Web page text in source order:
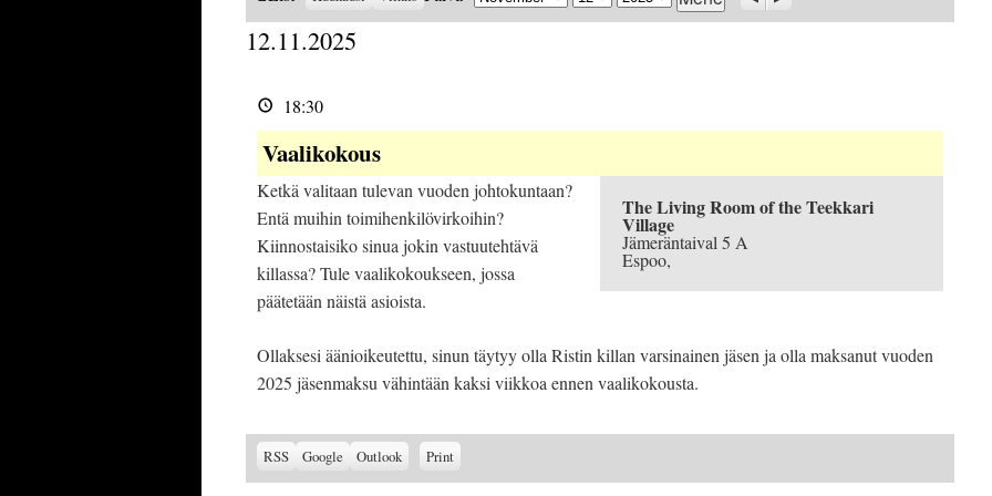
as
12.11.2025
18:30
Vaalikokous
The Living Room of the Teekkari
Village
Jämeräntaival 5 A
Espoo,
Ketkä valitaan tulevan vuoden johtokuntaan?
Entä muihin toimihenkilövirkoihin?
Kiinnostaisiko sinua jokin vastuutehtävä
killassa? Tule vaalikokoukseen, jossa
päätetään näistä asioista.
Ollaksesi äänioikeutettu, sinun täytyy olla Ristin killan varsinainen jäsen ja olla maksanut vuoden
2025 jäsenmaksu vähintään kaksi viikkoa ennen vaalikokousta.
RSS
Subscribe
Google
Subscribe
Outlook Print